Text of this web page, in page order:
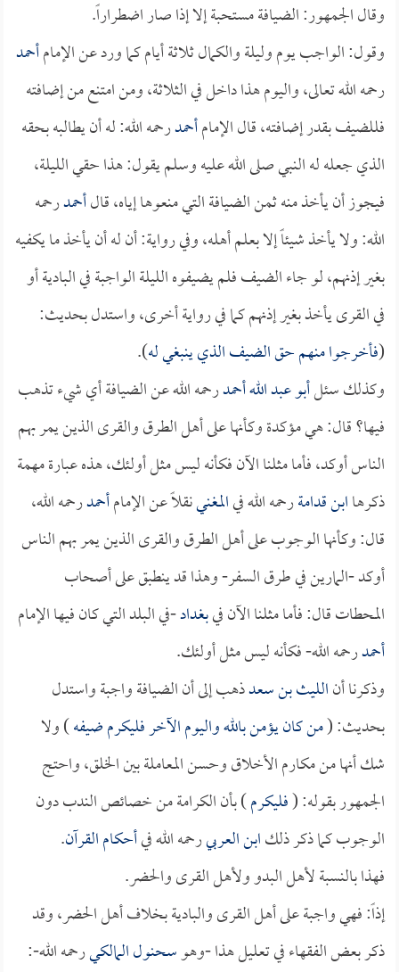
وقال الجمهور: الضيافة مستحبة إلا إذا صار اضطراراً.
وقول: الواجب يوم وليلة والكمال ثلاثة أيام كما ورد عن الإمامأحمد
رحمه الله تعالى، واليوم هذا داخل في الثلاثة، ومن امتنع من إضافته
فللضيف بقدر إضافته، قال الإمامأحمدرحمه الله: له أن يطالبه بحقه
الذي جعله له النبي صلى الله عليه وسلم يقول: هذا حقي الليلة،
فيجوز أن يأخذ منه ثمن الضيافة التي منعوها إياه، قالأحمدرحمه
الله: ولا يأخذ شيئاً إلا بعلم أهله، وفي رواية: أن له أن يأخذ ما يكفيه
بغير إذنهم، لو جاء الضيف فلم يضيفوه الليلة الواجبة في البادية أو
في القرى يأخذ بغير إذنهم كما في رواية أخرى، واستدل بحديث:
(فأخرجوا منهم حق الضيف الذي ينبغي له).
وكذلك سئلأبو عبد الله أحمدرحمه الله عن الضيافة أي شيء تذهب
فيها؟ قال: هي مؤكدة وكأنها على أهل الطرق والقرى الذين يمر بهم
الناس أوكد، فأما مثلنا الآن فكأنه ليس مثل أولئك، هذه عبارة مهمة
ذكرهاابن قدامةرحمه الله فيالمغنينقلاً عن الإمامأحمدرحمه الله،
قال: وكأنها الوجوب على أهل الطرق والقرى الذين يمر بهم الناس
أوكد -المارين في طرق السفر- وهذا قد ينطبق على أصحاب
المحطات قال: فأما مثلنا الآن فيبغداد-في البلد التي كان فيها الإمام
أحمدرحمه الله- فكأنه ليس مثل أولئك.
وذكرنا أنالليث بن سعدذهب إلى أن الضيافة واجبة واستدل
بحديث: (من كان يؤمن بالله واليوم الآخر فليكرم ضيفه) ولا
شك أنها من مكارم الأخلاق وحسن المعاملة بين الخلق، واحتج
الجمهور بقوله: (فليكرم) بأن الكرامة من خصائص الندب دون
الوجوب كما ذكر ذلكابن العربيرحمه الله فيأحكام القرآن.
فهذا بالنسبة لأهل البدو ولأهل القرى والحضر.
إذاً: فهي واجبة على أهل القرى والبادية بخلاف أهل الحضر، وقد
ذكر بعض الفقهاء في تعليل هذا -وهوسحنول المالكيرحمه الله-: